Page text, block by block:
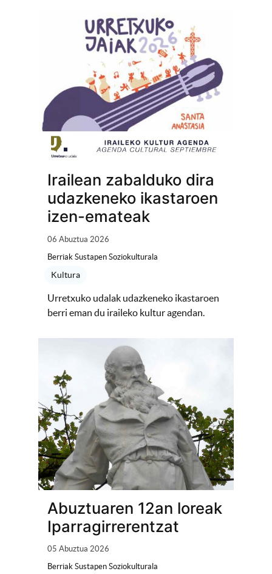
Irailean zabalduko dira
udazkeneko ikastaroen
izen-emateak
06 Abuztua 2026
Berriak Sustapen Soziokulturala
Kultura
Urretxuko udalak udazkeneko ikastaroen
berri eman du iraileko kultur agendan.
Abuztuaren 12an loreak
Iparragirrerentzat
05 Abuztua 2026
Berriak Sustapen Soziokulturala